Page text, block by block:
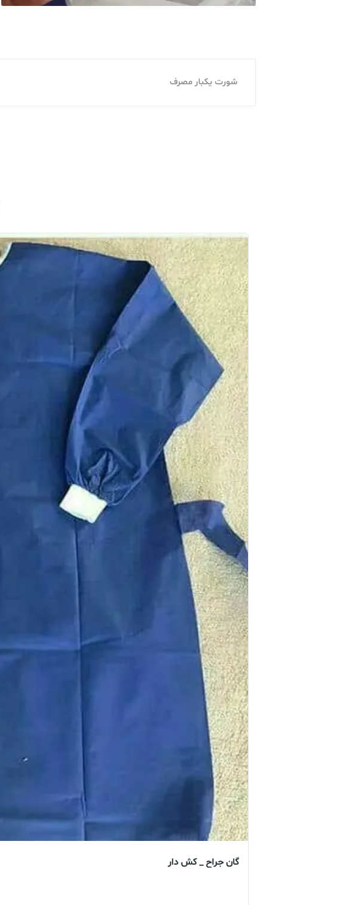
شورت یکبار مصرف
گان جراح _ کش دار